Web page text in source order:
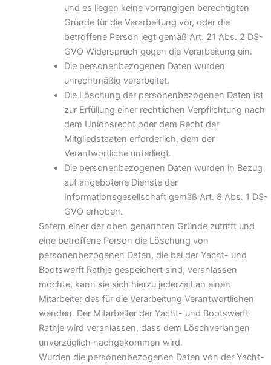
und es liegen keine vorrangigen berechtigten
Gründe für die Verarbeitung vor, oder die
betroffene Person legt gemäß Art. 21 Abs. 2 DS-
GVO Widerspruch gegen die Verarbeitung ein.
Die personenbezogenen Daten wurden
unrechtmäßig verarbeitet.
Die Löschung der personenbezogenen Daten ist
zur Erfüllung einer rechtlichen Verpflichtung nach
dem Unionsrecht oder dem Recht der
Mitgliedstaaten erforderlich, dem der
Verantwortliche unterliegt.
Die personenbezogenen Daten wurden in Bezug
auf angebotene Dienste der
Informationsgesellschaft gemäß Art. 8 Abs. 1 DS-
GVO erhoben.
Sofern einer der oben genannten Gründe zutrifft und
eine betroffene Person die Löschung von
personenbezogenen Daten, die bei der Yacht- und
Bootswerft Rathje gespeichert sind, veranlassen
möchte, kann sie sich hierzu jederzeit an einen
Mitarbeiter des für die Verarbeitung Verantwortlichen
wenden. Der Mitarbeiter der Yacht- und Bootswerft
Rathje wird veranlassen, dass dem Löschverlangen
unverzüglich nachgekommen wird.
Wurden die personenbezogenen Daten von der Yacht-